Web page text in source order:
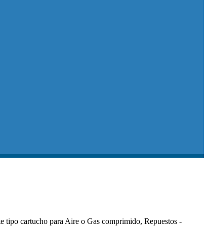
cartucho para Aire o Gas comprimido, Repuestos -